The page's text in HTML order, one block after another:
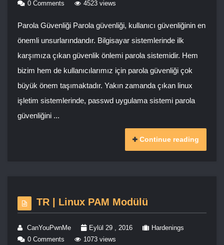
0 Comments
4523 views
Parola Güvenliği Parola güvenliği, kullanıcı güvenliğinin en
önemli unsurlarındandır. Bilgisayar sistemlerinde ilk
karşımıza çıkan güvenlik önlemi parola sistemidir. Hem
bizim hem de kullanıcılarımız için parola güvenliği çok
büyük önem taşımaktadır. Yakın zamanda çıkan linux
işletim sistemlerinde, passwd uygulama sistemi parola
güvenliğini ...
Continue reading
TR | Linux PAM Modülü
CanYouPwnMe Eylül 29 , 2016
Hardenings
0 Comments
1073 views